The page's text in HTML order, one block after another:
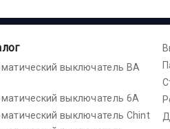
выключатель ВА
выключатель 6А
выключатель Chint